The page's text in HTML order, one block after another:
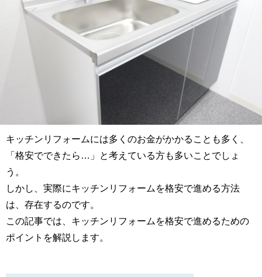
キッチンリフォームには多くのお金がかかることも多く、
「格安でできたら…」と考えている方も多いことでしょ
う。
しかし、実際にキッチンリフォームを格安で進める方法
は、存在するのです。
この記事では、キッチンリフォームを格安で進めるための
ポイントを解説します。